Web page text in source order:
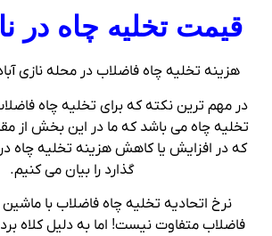
قیمت تخلیه چاه در
هزینه تخلیه چاه فاضلاب در محله نازی
در مهم ترین نکته که برای تخلیه چاه
تخلیه چاه می باشد که ما در این بخش از
که در افزایش یا کاهش هزینه تخلیه چاه در
گذارد را بیان می کنیم.
نرخ اتحادیه تخلیه چاه فاضلاب با
فاضلاب متفاوت نیست! اما به دلیل کلاه